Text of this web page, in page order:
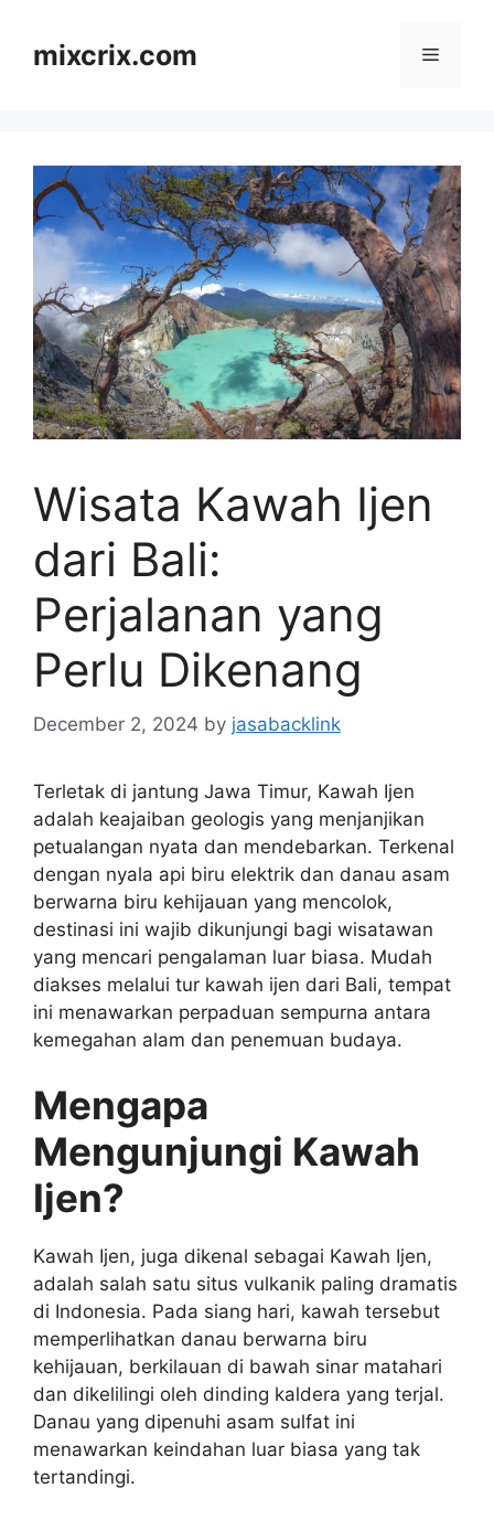
contentmixcrix.com Menu
Wisata Kawah Ijen
dari Bali:
Perjalanan yang
Perlu Dikenang
December 2, 2024 by jasabacklink
Terletak di jantung Jawa Timur, Kawah Ijen
adalah keajaiban geologis yang menjanjikan
petualangan nyata dan mendebarkan. Terkenal
dengan nyala api biru elektrik dan danau asam
berwarna biru kehijauan yang mencolok,
destinasi ini wajib dikunjungi bagi wisatawan
yang mencari pengalaman luar biasa. Mudah
diakses melalui tur kawah ijen dari Bali, tempat
ini menawarkan perpaduan sempurna antara
kemegahan alam dan penemuan budaya.
Mengapa
Mengunjungi Kawah
Ijen?
Kawah Ijen, juga dikenal sebagai Kawah Ijen,
adalah salah satu situs vulkanik paling dramatis
di Indonesia. Pada siang hari, kawah tersebut
memperlihatkan danau berwarna biru
kehijauan, berkilauan di bawah sinar matahari
dan dikelilingi oleh dinding kaldera yang terjal.
Danau yang dipenuhi asam sulfat ini
menawarkan keindahan luar biasa yang tak
tertandingi.